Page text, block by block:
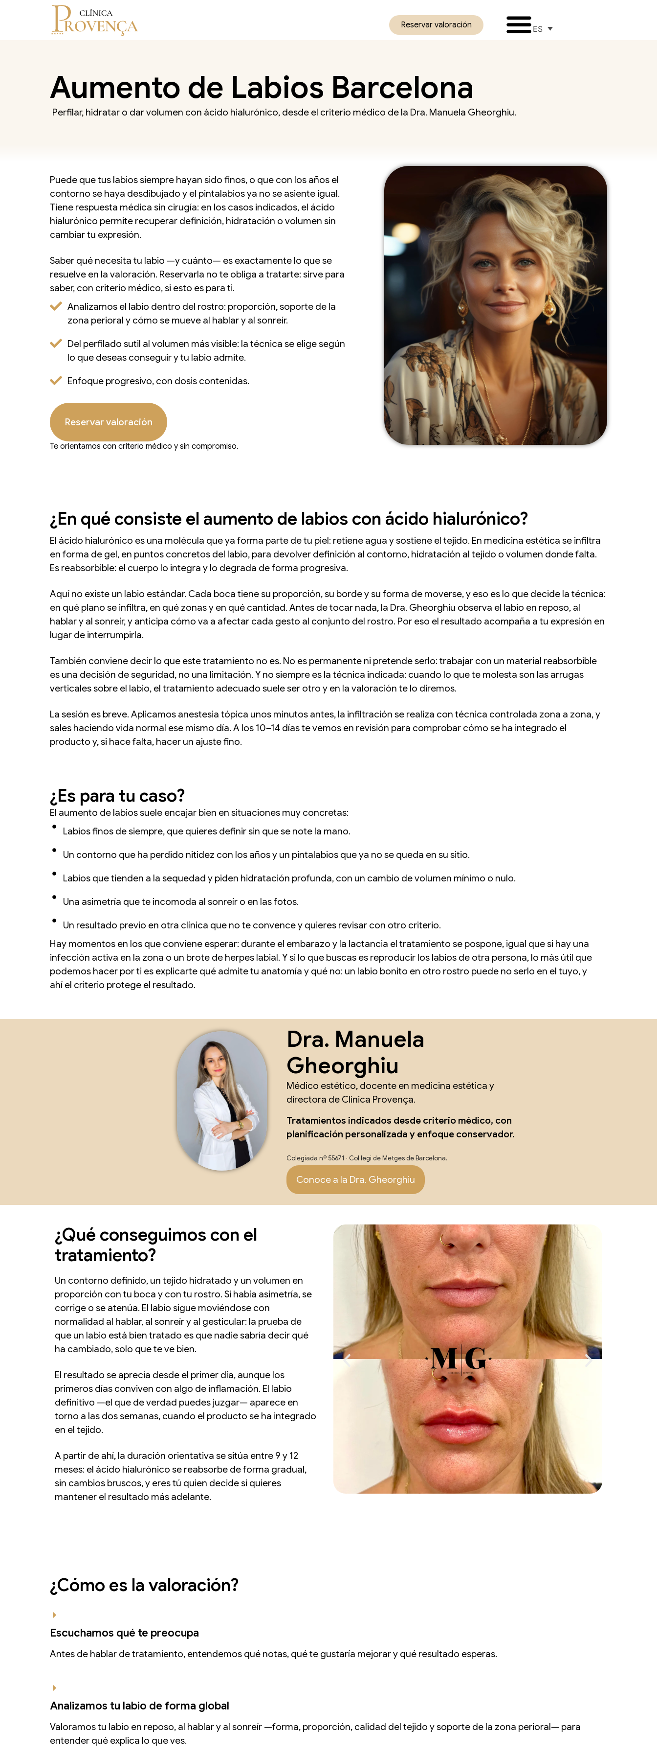
Reservar valoración ES
Aumento de Labios Barcelona
Perfilar, hidratar o dar volumen con ácido hialurónico, desde el criterio médico de la Dra. Manuela Gheorghiu.
Puede que tus labios siempre hayan sido finos, o que con los años el
contorno se haya desdibujado y el pintalabios ya no se asiente igual.
Tiene respuesta médica sin cirugía: en los casos indicados, el ácido
hialurónico permite recuperar definición, hidratación o volumen sin
cambiar tu expresión.
Saber qué necesita tu labio —y cuánto— es exactamente lo que se
resuelve en la valoración. Reservarla no te obliga a tratarte: sirve para
saber, con criterio médico, si esto es para ti.
Analizamos el labio dentro del rostro: proporción, soporte de la
zona perioral y cómo se mueve al hablar y al sonreír.
Del perfilado sutil al volumen más visible: la técnica se elige según
lo que deseas conseguir y tu labio admite.
Enfoque progresivo, con dosis contenidas.
Reservar valoración
Te orientamos con criterio médico y sin compromiso.
¿En qué consiste el aumento de labios con ácido hialurónico?
El ácido hialurónico es una molécula que ya forma parte de tu piel: retiene agua y sostiene el tejido. En medicina estética se infiltra
en forma de gel, en puntos concretos del labio, para devolver definición al contorno, hidratación al tejido o volumen donde falta.
Es reabsorbible: el cuerpo lo integra y lo degrada de forma progresiva.
Aquí no existe un labio estándar. Cada boca tiene su proporción, su borde y su forma de moverse, y eso es lo que decide la técnica:
en qué plano se infiltra, en qué zonas y en qué cantidad. Antes de tocar nada, la Dra. Gheorghiu observa el labio en reposo, al
hablar y al sonreír, y anticipa cómo va a afectar cada gesto al conjunto del rostro. Por eso el resultado acompaña a tu expresión en
lugar de interrumpirla.
También conviene decir lo que este tratamiento no es. No es permanente ni pretende serlo: trabajar con un material reabsorbible
es una decisión de seguridad, no una limitación. Y no siempre es la técnica indicada: cuando lo que te molesta son las arrugas
verticales sobre el labio, el tratamiento adecuado suele ser otro y en la valoración te lo diremos.
La sesión es breve. Aplicamos anestesia tópica unos minutos antes, la infiltración se realiza con técnica controlada zona a zona, y
sales haciendo vida normal ese mismo día. A los 10–14 días te vemos en revisión para comprobar cómo se ha integrado el
producto y, si hace falta, hacer un ajuste fino.
¿Es para tu caso?
El aumento de labios suele encajar bien en situaciones muy concretas:
Labios finos de siempre, que quieres definir sin que se note la mano.
Un contorno que ha perdido nitidez con los años y un pintalabios que ya no se queda en su sitio.
Labios que tienden a la sequedad y piden hidratación profunda, con un cambio de volumen mínimo o nulo.
Una asimetría que te incomoda al sonreír o en las fotos.
Un resultado previo en otra clínica que no te convence y quieres revisar con otro criterio.
Hay momentos en los que conviene esperar: durante el embarazo y la lactancia el tratamiento se pospone, igual que si hay una
infección activa en la zona o un brote de herpes labial. Y si lo que buscas es reproducir los labios de otra persona, lo más útil que
podemos hacer por ti es explicarte qué admite tu anatomía y qué no: un labio bonito en otro rostro puede no serlo en el tuyo, y
ahí el criterio protege el resultado.
Dra. Manuela
Gheorghiu
Médico estético, docente en medicina estética y
directora de Clínica Provença.
Tratamientos indicados desde criterio médico, con
planificación personalizada y enfoque conservador.
Colegiada nº 55671 · Col·legi de Metges de Barcelona.
Conoce a la Dra. Gheorghiu
¿Qué conseguimos con el
tratamiento?
Un contorno definido, un tejido hidratado y un volumen en
proporción con tu boca y con tu rostro. Si había asimetría, se
corrige o se atenúa. El labio sigue moviéndose con
normalidad al hablar, al sonreír y al gesticular: la prueba de
que un labio está bien tratado es que nadie sabría decir qué
ha cambiado, solo que te ve bien.
El resultado se aprecia desde el primer día, aunque los
primeros días conviven con algo de inflamación. El labio
definitivo —el que de verdad puedes juzgar— aparece en
torno a las dos semanas, cuando el producto se ha integrado
en el tejido.
A partir de ahí, la duración orientativa se sitúa entre 9 y 12
meses: el ácido hialurónico se reabsorbe de forma gradual,
sin cambios bruscos, y eres tú quien decide si quieres
mantener el resultado más adelante.
¿Cómo es la valoración?
Escuchamos qué te preocupa
Antes de hablar de tratamiento, entendemos qué notas, qué te gustaría mejorar y qué resultado esperas.
Analizamos tu labio de forma global
Valoramos tu labio en reposo, al hablar y al sonreír —forma, proporción, calidad del tejido y soporte de la zona perioral— para
entender qué explica lo que ves.